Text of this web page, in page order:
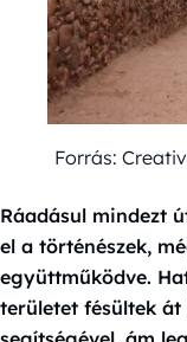
Forrás:
Ráadásul mindezt
el a történészek,
együttműködve.
területet fésültek